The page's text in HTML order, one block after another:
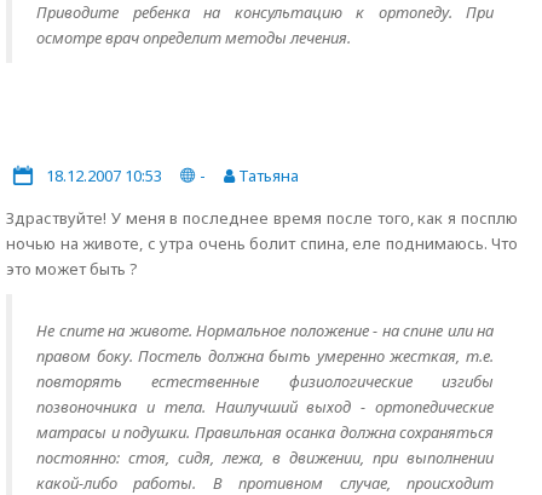
Приводите ребенка на консультацию к ортопеду. При
осмотре врач определит методы лечения.
18.12.2007 10:53 -
Татьяна
Здраствуйте! У меня в последнее время после того, как я посплю
ночью на животе, с утра очень болит спина, еле поднимаюсь. Что
это может быть ?
Не спите на животе. Нормальное положение - на спине или на
правом боку. Постель должна быть умеренно жесткая, т.е.
повторять естественные физиологические изгибы
позвоночника и тела. Наилучший выход - ортопедические
матрасы и подушки. Правильная осанка должна сохраняться
постоянно: стоя, сидя, лежа, в движении, при выполнении
какой-либо работы. В противном случае, происходит